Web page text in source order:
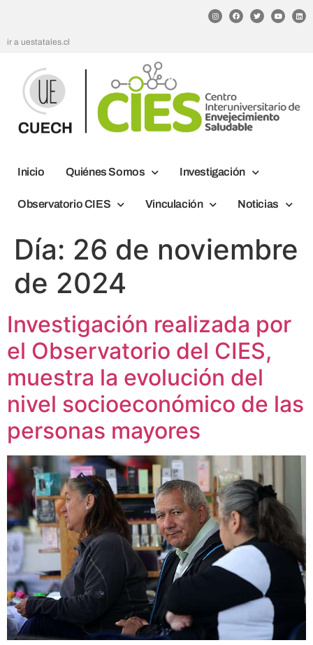
ir a uestatales.cl
Inicio Quiénes Somos Investigación
Observatorio CIES Vinculación Noticias
Día: 26 de noviembre
de 2024
Investigación realizada por
el Observatorio del CIES,
muestra la evolución del
nivel socioeconómico de las
personas mayores